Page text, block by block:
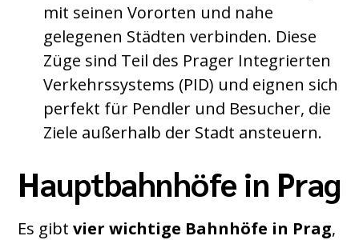
mit seinen Vororten und nahe
gelegenen Städten verbinden. Diese
Züge sind Teil des Prager Integrierten
Verkehrssystems (PID) und eignen sich
perfekt für Pendler und Besucher, die
Ziele außerhalb der Stadt ansteuern.
Hauptbahnhöfe in Prag
Es gibtvier wichtige Bahnhöfe in Prag,